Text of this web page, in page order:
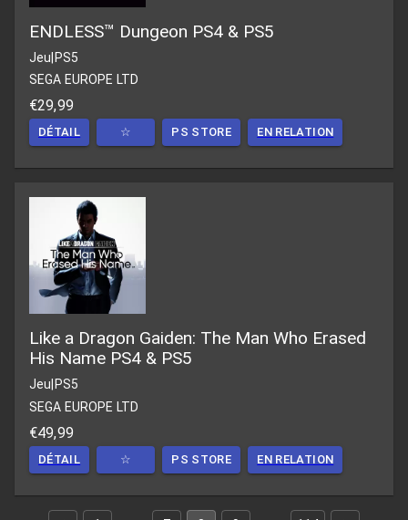
ENDLESS™ Dungeon PS4 & PS5
Jeu|PS5
SEGA EUROPE LTD
€29,99
DÉTAIL ☆ PS STORE EN RELATION
Like a Dragon Gaiden: The Man Who Erased
His Name PS4 & PS5
Jeu PS5
SEGA EUROPE LTD
€49,99
DÉTAIL ☆ PS STORE EN RELATION